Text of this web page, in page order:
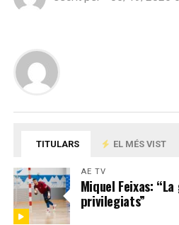
TITULARS EL MÉS VIST
AE TV
Miquel Feixas:
privilegiats”